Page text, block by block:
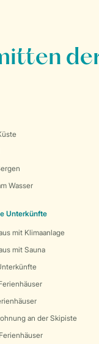
Wasser
Unterkünfte
mit Klimaanlage
mit Sauna
an der Skipiste